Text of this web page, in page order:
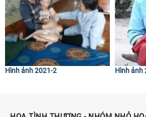
Hình ảnh 2021-2 Hình ảnh